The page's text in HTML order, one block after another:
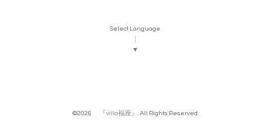
Select Language
▼
©2026 『villa福座』 . All Rights Reserved.